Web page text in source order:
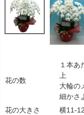
花の数
１本
上
大輪の
細かさ
花の大きさ
横11-